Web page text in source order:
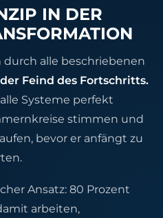
IN DER
durch alle beschriebenen
Feind des Fortschritts.
Systeme perfekt
stimmen und
bevor er anfängt zu
Ansatz: 80 Prozent
arbeiten,